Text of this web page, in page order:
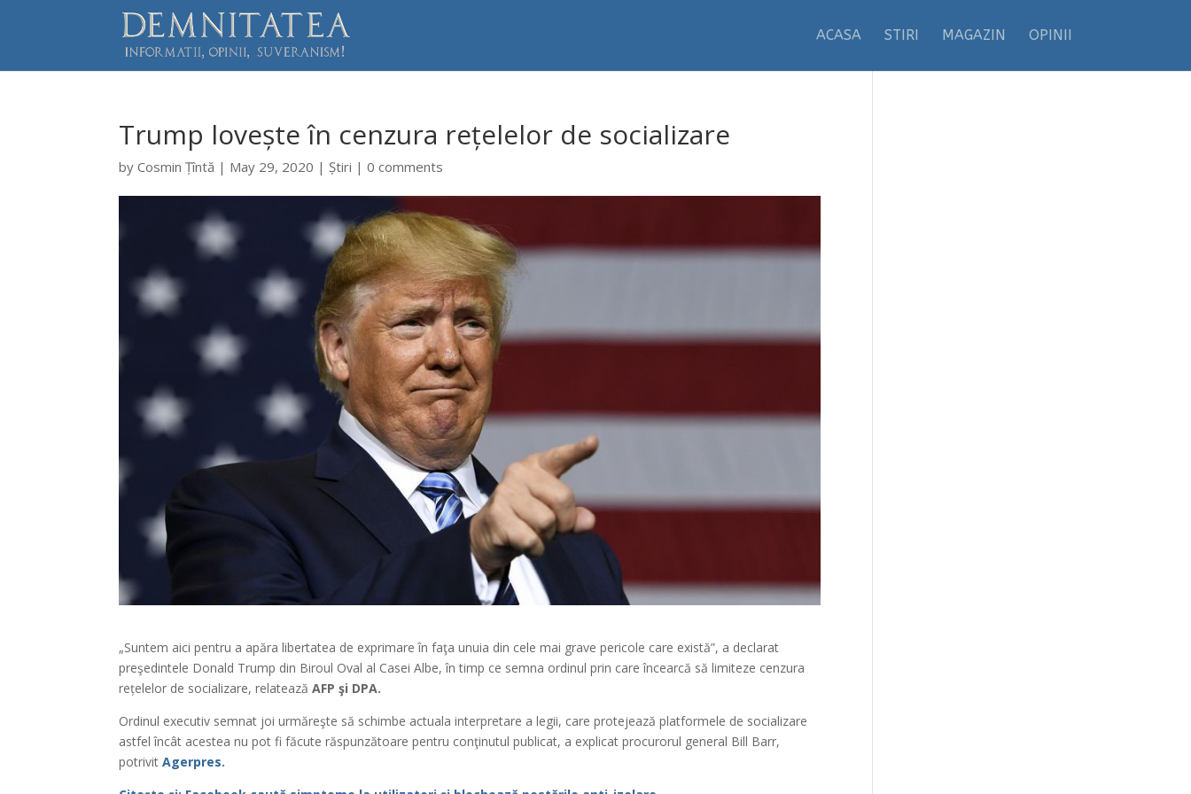
ACASA STIRI MAGAZIN OPINII
Trump lovește în cenzura rețelelor de socializare
byCosmin Țîntă | May 29, 2020 |Știri |0 comments
„Suntem aici pentru a apăra libertatea de exprimare în faţa unuia din cele mai grave pericole care există”, a declarat
preşedintele Donald Trump din Biroul Oval al Casei Albe, în timp ce semna ordinul prin care încearcă să limiteze cenzura
rețelelor de socializare, relateazăAFP şi DPA.
Ordinul executiv semnat joi urmăreşte să schimbe actuala interpretare a legii, care protejează platformele de socializare
astfel încât acestea nu pot fi făcute răspunzătoare pentru conţinutul publicat, a explicat procurorul general Bill Barr,
potrivitAgerpres.